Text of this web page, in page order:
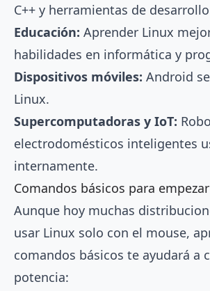
C++ y herramientas de
Educación: Aprender Linux
habilidades en informática y
Dispositivos móviles: Android
Linux.
Supercomputadoras y IoT:
electrodomésticos inteligentes
internamente.
Comandos básicos para empezar
Aunque hoy muchas
usar Linux solo con el mouse,
comandos básicos te ayudará a
potencia: